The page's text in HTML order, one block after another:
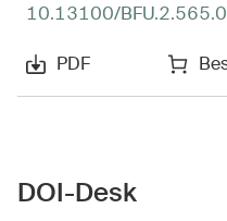
10.13100/
PDF
DOI-Desk